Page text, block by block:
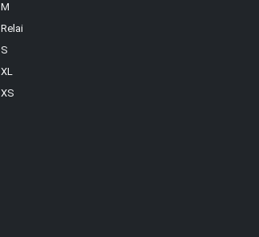
M
Relai
S
XL
XS